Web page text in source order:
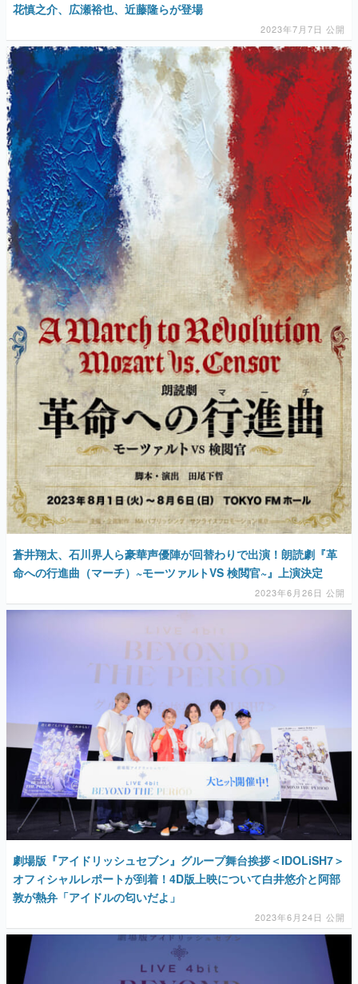
花慎之介、広瀬裕也、近藤隆らが登場
2023年7月7日 公開
蒼井翔太、石川界人ら豪華声優陣が回替わりで出演！朗読劇『革
命への行進曲（マーチ）~モーツァルトVS 検閲官~』上演決定
2023年6月26日 公開
劇場版『アイドリッシュセブン』グループ舞台挨拶＜IDOLiSH7＞
オフィシャルレポートが到着！4D版上映について白井悠介と阿部
敦が熱弁「アイドルの匂いだよ」
2023年6月24日 公開